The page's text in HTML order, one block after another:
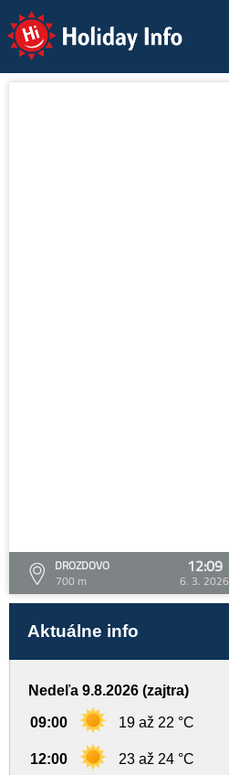
Holiday Info
DROZDOVO
700 m
12:09
6. 3. 2026
Aktuálne info
Nedeľa 9.8.2026 (zajtra)
09:00 19 až 22 °C
12:00 23 až 24 °C